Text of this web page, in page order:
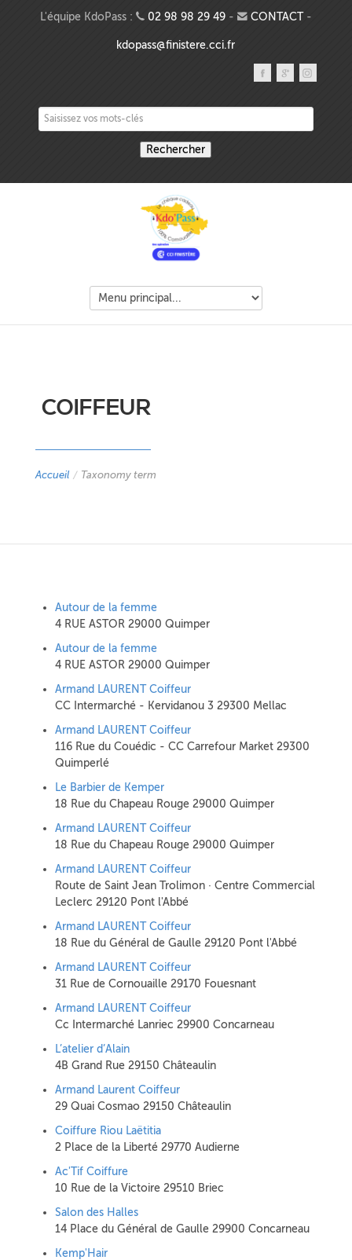
Aller au contenu principal
L'équipe KdoPass : 02 98 98 29 49- CONTACT-
kdopass@finistere.cci.fr
Saisissez vos mots-clés
COIFFEUR
Accueil / Taxonomy term
Autour de la femme
4 RUE ASTOR 29000 Quimper
Autour de la femme
4 RUE ASTOR 29000 Quimper
Armand LAURENT Coiffeur
CC Intermarché - Kervidanou 3 29300 Mellac
Armand LAURENT Coiffeur
116 Rue du Couédic - CC Carrefour Market 29300
Quimperlé
Le Barbier de Kemper
18 Rue du Chapeau Rouge 29000 Quimper
Armand LAURENT Coiffeur
18 Rue du Chapeau Rouge 29000 Quimper
Armand LAURENT Coiffeur
Route de Saint Jean Trolimon · Centre Commercial
Leclerc 29120 Pont l'Abbé
Armand LAURENT Coiffeur
18 Rue du Général de Gaulle 29120 Pont l'Abbé
Armand LAURENT Coiffeur
31 Rue de Cornouaille 29170 Fouesnant
Armand LAURENT Coiffeur
Cc Intermarché Lanriec 29900 Concarneau
L’atelier d’Alain
4B Grand Rue 29150 Châteaulin
Armand Laurent Coiffeur
29 Quai Cosmao 29150 Châteaulin
Coiffure Riou Laëtitia
2 Place de la Liberté 29770 Audierne
Ac'Tif Coiffure
10 Rue de la Victoire 29510 Briec
Salon des Halles
14 Place du Général de Gaulle 29900 Concarneau
Kemp'Hair